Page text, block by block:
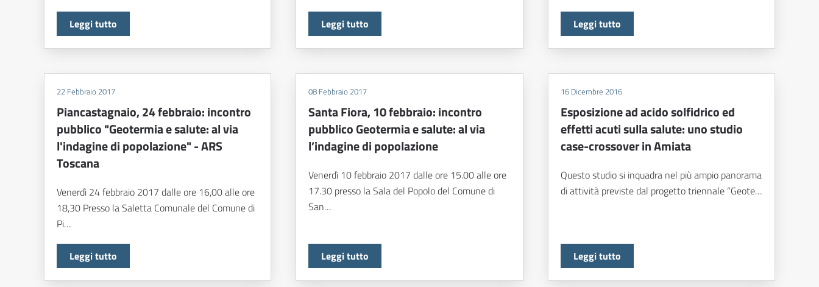
Leggi tutto Leggi tutto Leggi tutto
22 Febbraio 2017
Piancastagnaio, 24 febbraio: incontro
pubblico "Geotermia e salute: al via
l'indagine di popolazione" - ARS
Toscana
Venerdì 24 febbraio 2017 dalle ore 16,00 alle ore
18,30 Presso la Saletta Comunale del Comune di
Pi…
Leggi tutto
08 Febbraio 2017
Santa Fiora, 10 febbraio: incontro
pubblico Geotermia e salute: al via
l’indagine di popolazione
Venerdì 10 febbraio 2017 dalle ore 15.00 alle ore
17.30 presso la Sala del Popolo del Comune di
San…
Leggi tutto
16 Dicembre 2016
Esposizione ad acido solfidrico ed
effetti acuti sulla salute: uno studio
case-crossover in Amiata
Questo studio si inquadra nel più ampio panorama
di attività previste dal progetto triennale “Geote…
Leggi tutto